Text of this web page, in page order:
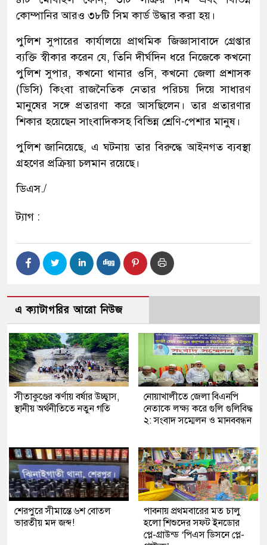
কোম্পানির আরও ৩৮টি সিম কার্ড উদ্ধার করা হয়।
পুলিশ সুপারের কার্যালয়ে প্রাথমিক জিজ্ঞাসাবাদে গ্রেপ্তার
ব্যক্তি স্বীকার করেন যে, তিনি দীর্ঘদিন ধরে নিজেকে কখনো
পুলিশ সুপার, কখনো থানার ওসি, কখনো জেলা প্রশাসক
(ডিসি) কিংবা রাজনৈতিক নেতার পরিচয় দিয়ে সাধারণ
মানুষের সঙ্গে প্রতারণা করে আসছিলেন। তার প্রতারণার
শিকার হয়েছেন সাংবাদিকসহ বিভিন্ন শ্রেণি-পেশার মানুষ।
পুলিশ জানিয়েছে, এ ঘটনায় তার বিরুদ্ধে আইনগত ব্যবস্থা
গ্রহণের প্রক্রিয়া চলমান রয়েছে।
ডিএস./
ট্যাগ :
এ ক্যাটাগরির আরো নিউজ
সীতাকুণ্ডের ঝর্ণায় বর্ষার উচ্ছ্বাস,
স্থানীয় অর্থনীতিতে নতুন গতি
নোয়াখালীতে জেলা বিএনপি
নেতাকে লক্ষ্য করে গুলি গুলিবিদ্ধ
২: সংবাদ সম্মেলন ও মানববন্ধন
শেরপুরে সীমান্তে ৬শ বোতল
ভারতীয় মদ জব্দ!
পাবনায় প্রথমবারের মত চালু
হলো শিশুদের সফট ইনডোর
প্লে-গ্রাউন্ড ‘পিএস ডিসনে প্লে-